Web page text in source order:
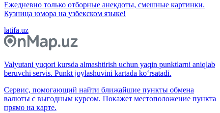
Ежедневно только отборные анекдоты, смешные картинки.
Кузница юмора на узбекском языке!
latifa.uz
Valyutani yuqori kursda almashtirish uchun yaqin punktlarni aniqlab
beruvchi servis. Punkt joylashuvini kartada ko‘rsatadi.
Сервис, помогающий найти ближайшие пункты обмена
валюты с выгодным курсом. Покажет местоположение пункта
прямо на карте.